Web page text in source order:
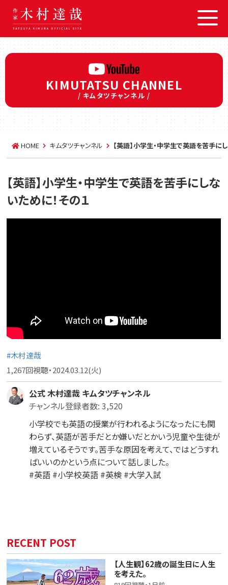
KIMUTATSU CHANNEL
/ キムタツチャンネル /
HOME キムタツチャンネル 【英語】小学生・中学生で英語を苦手に
【英語】小学生・中学生で英語を苦手にしな
いために！その１
#木村達哉
1,267回視聴・2024.03.12(火)
公式 木村達哉 キムタツチャンネル
チャンネル登録者数: 3,520
小学校でも英語の授業が行われるようになったにも関
わらず、英語が苦手だとか嫌いだとかいう児童や生徒が
増えているそうです。苦手な原因を考えて、ではどうすれ
ばいいのかという点について話しました。
#英語 #小学校英語 #英検 #大学入試
RECENT POST
【人生観】62歳の誕生日に人生
を考えた。